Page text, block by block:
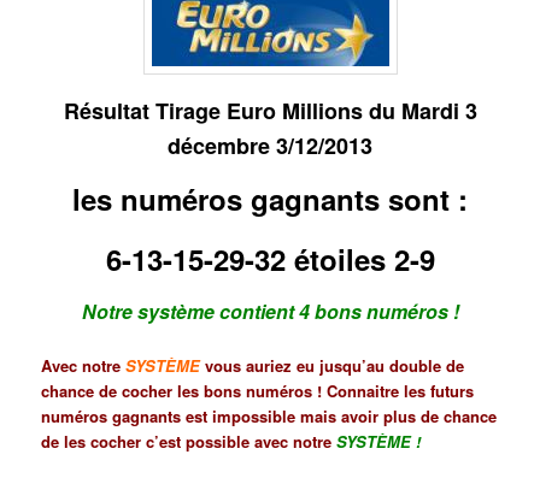
Résultat Tirage Euro Millions du Mardi 3
décembre 3/12/2013
les numéros gagnants sont :
6-13-15-29-32 étoiles 2-9
Notre système contient 4 bons numéros !
Avec notreSYSTÈMEvous auriez eu jusqu’au double de
chance de cocher les bons numéros ! Connaitre les futurs
numéros gagnants est impossible mais avoir plus de chance
de les cocher c’est possible avec notreSYSTÈME!